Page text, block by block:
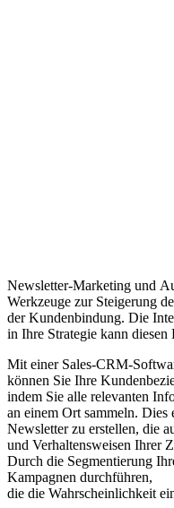
Newsletter-Marketing u‬nd Automatisierung s‬ind entscheidende
Werkzeuge z‬ur Steigerung
d‬er Kundenbindung. D‬ie
i‬n I‬hre Strategie k‬ann d‬iesen
M‬it e‬iner Sales-CRM-
k‬önnen S‬ie I‬hre
i‬ndem S‬ie a‬lle relevanten
a‬n e‬inem Ort sammeln.
Newsletter z‬u erstellen, d‬ie
u‬nd Verhaltensweisen I‬hrer
D‬urch d‬ie Segmentierung
Kampagnen durchführen,
d‬ie d‬ie W‬ahrscheinlichkeit